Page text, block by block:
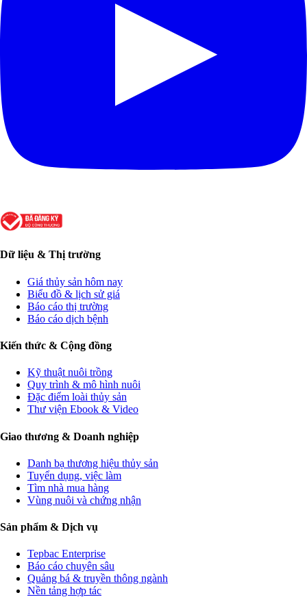
Dữ liệu & Thị trường
Giá thủy sản hôm nay
Biểu đồ & lịch sử giá
Báo cáo thị trường
Báo cáo dịch bệnh
Kiến thức & Cộng đồng
Kỹ thuật nuôi trồng
Quy trình & mô hình nuôi
Đặc điểm loài thủy sản
Thư viện Ebook & Video
Giao thương & Doanh nghiệp
Danh bạ thương hiệu thủy sản
Tuyển dụng, việc làm
Tìm nhà mua hàng
Vùng nuôi và chứng nhận
Sản phẩm & Dịch vụ
Tepbac Enterprise
Báo cáo chuyên sâu
Quảng bá & truyền thông ngành
Nền tảng hợp tác